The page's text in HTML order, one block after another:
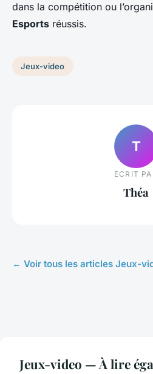
dans la compétition ou
Esports réussis.
Jeux-video
T
ECRIT
Théa
← Voir tous les articles Jeux-
Jeux-video — À lire